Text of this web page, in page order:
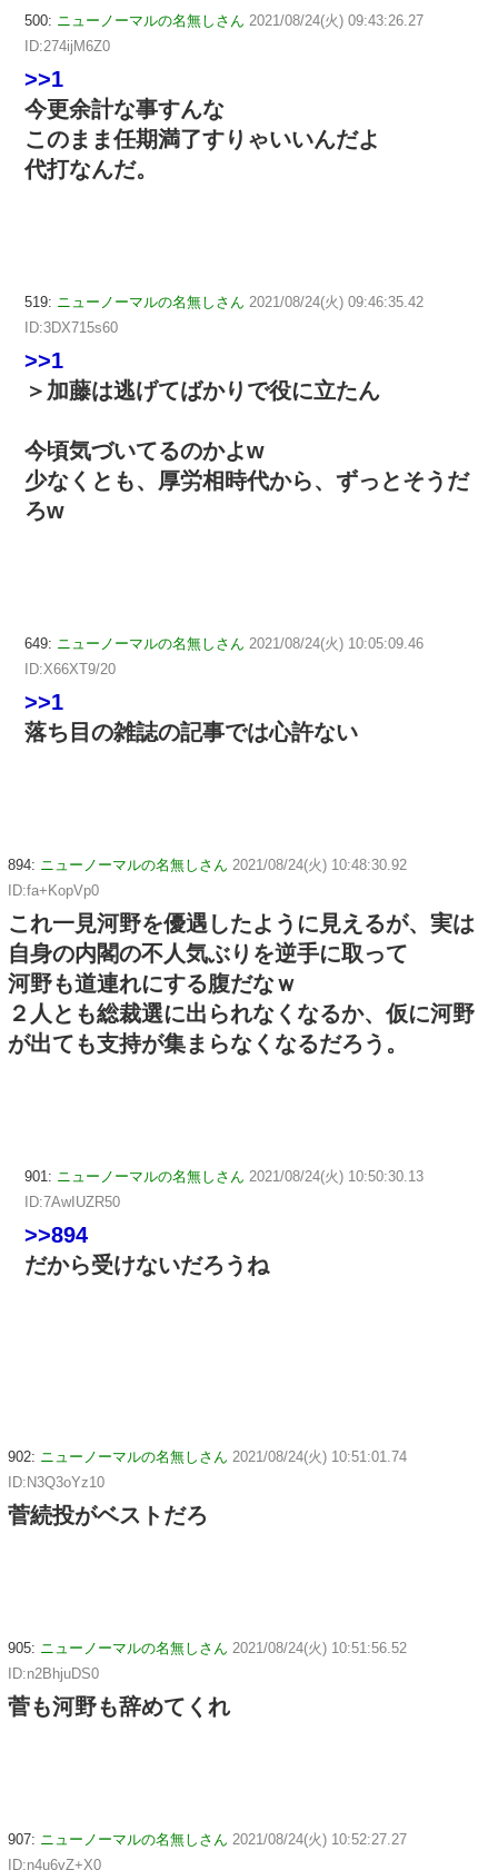
500: ニューノーマルの名無しさん 2021/08/24(火) 09:43:26.27
ID:274ijM6Z0
>>1
今更余計な事すんな
このまま任期満了すりゃいいんだよ
代打なんだ。
519: ニューノーマルの名無しさん 2021/08/24(火) 09:46:35.42
ID:3DX715s60
>>1
＞加藤は逃げてばかりで役に立たん
今頃気づいてるのかよw
少なくとも、厚労相時代から、ずっとそうだ
ろw
649: ニューノーマルの名無しさん 2021/08/24(火) 10:05:09.46
ID:X66XT9/20
>>1
落ち目の雑誌の記事では心許ない
894: ニューノーマルの名無しさん 2021/08/24(火) 10:48:30.92
ID:fa+KopVp0
これ一見河野を優遇したように見えるが、実は
自身の内閣の不人気ぶりを逆手に取って
河野も道連れにする腹だなｗ
２人とも総裁選に出られなくなるか、仮に河野
が出ても支持が集まらなくなるだろう。
901: ニューノーマルの名無しさん 2021/08/24(火) 10:50:30.13
ID:7AwIUZR50
>>894
だから受けないだろうね
902: ニューノーマルの名無しさん 2021/08/24(火) 10:51:01.74
ID:N3Q3oYz10
菅続投がベストだろ
905: ニューノーマルの名無しさん 2021/08/24(火) 10:51:56.52
ID:n2BhjuDS0
菅も河野も辞めてくれ
907: ニューノーマルの名無しさん 2021/08/24(火) 10:52:27.27
ID:n4u6vZ+X0